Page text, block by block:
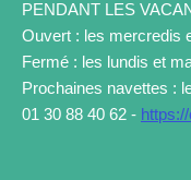
PENDANT LES
Ouvert : les mercredis
Fermé : les lundis et
Prochaines navettes :
01 30 88 40 62 -